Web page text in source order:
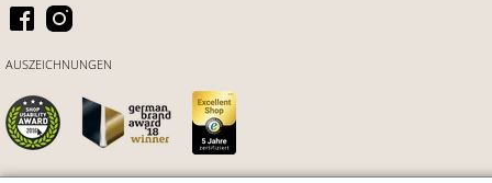
AUSZEICHNUNGEN